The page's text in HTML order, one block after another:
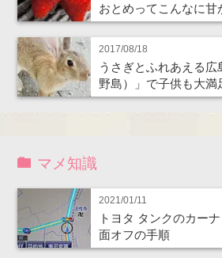
おとめってこんなに
2017/08/18
うさぎとふれあえる広
野島）」で子供も大満
マメ知識
2021/01/11
トヨタ タンクのカー
面オフの手順